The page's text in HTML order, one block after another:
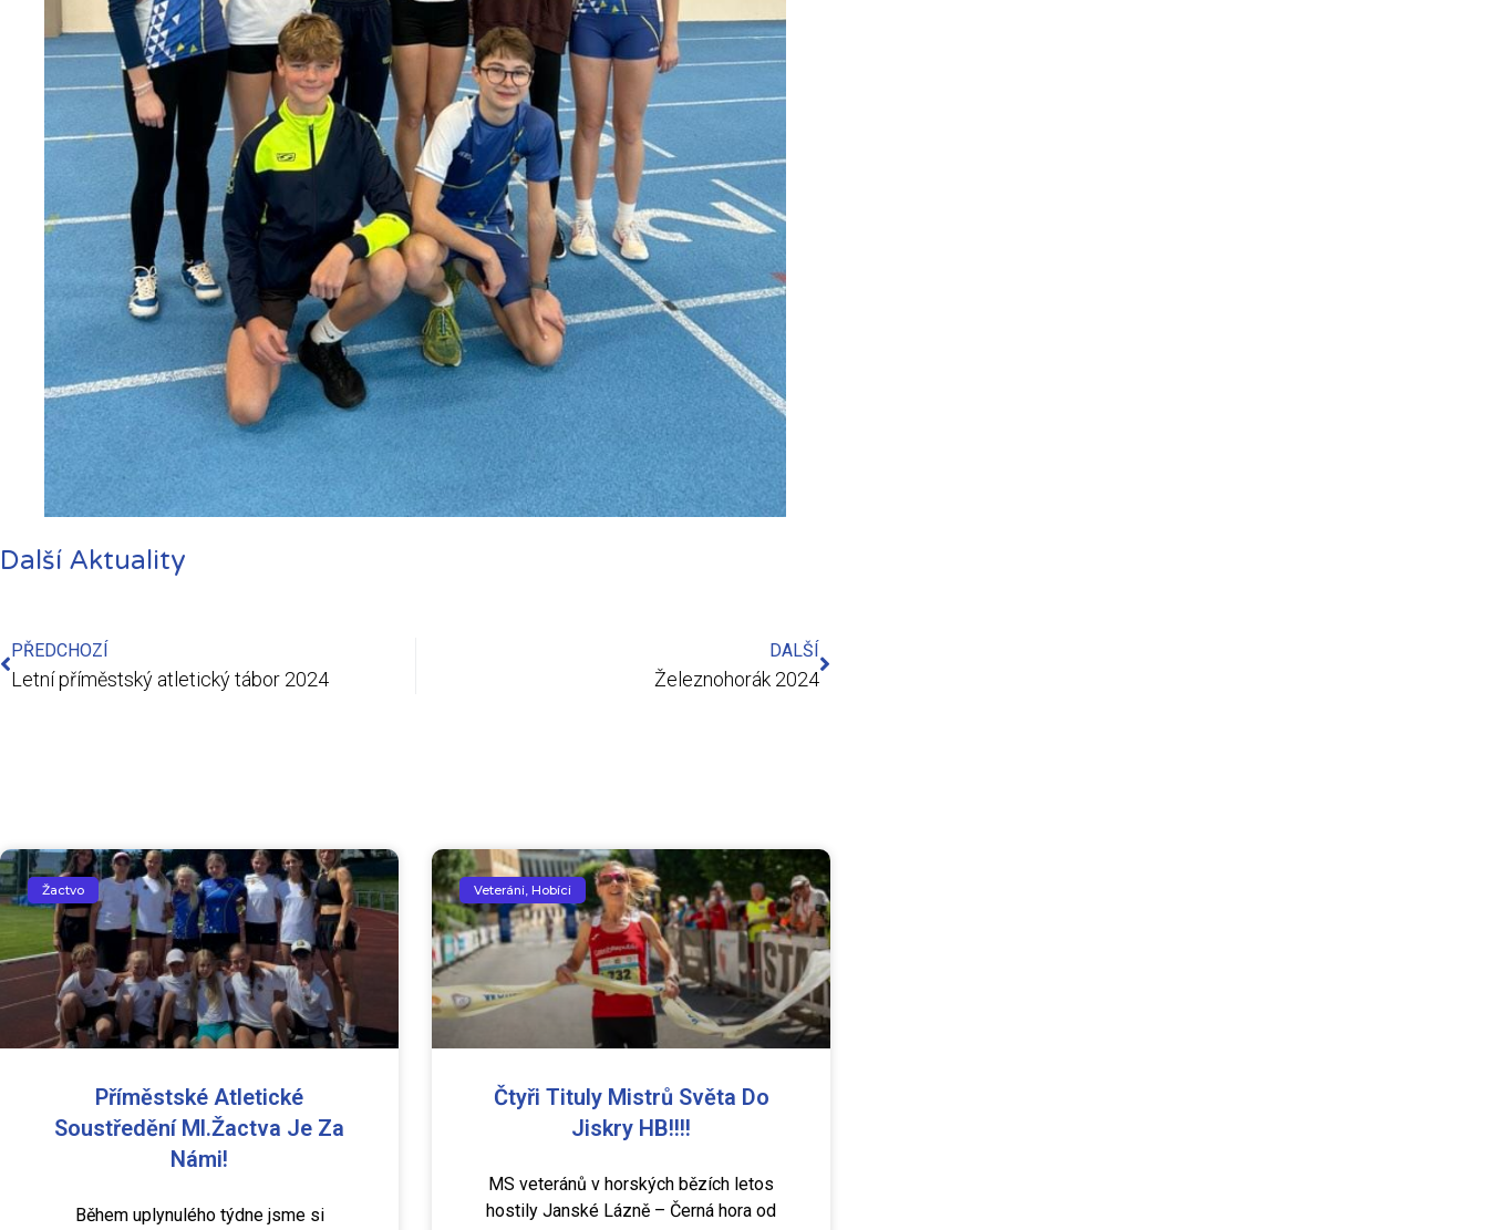
Další Aktuality
PŘEDCHOZÍ
Letní příměstský atletický tábor 2024
DALŠÍ
Železnohorák 2024
Žactvo
Příměstské Atletické
Soustředění Ml.žactva Je Za
Námi!
Během uplynulého týdne jsme si
Veteráni, Hobíci
Čtyři Tituly Mistrů Světa Do
Jiskry HB!!!!
MS veteránů v horských bězích letos
hostily Janské Lázně – Černá hora od